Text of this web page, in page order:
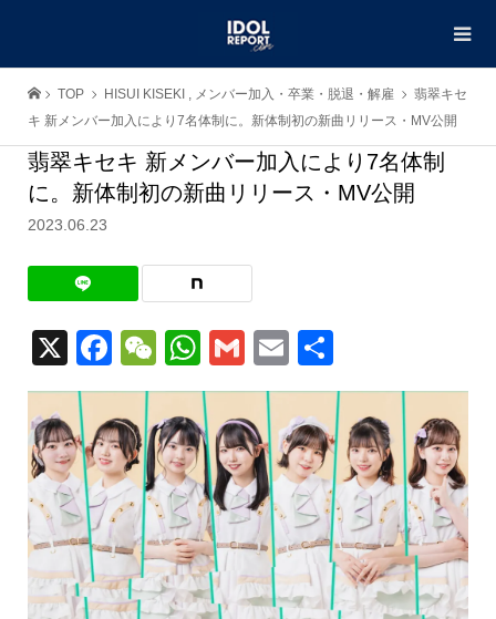
TOP HISUI KISEKI , メンバー加入・卒業・脱退・解雇
翡翠キセ
キ 新メンバー加入により7名体制に。新体制初の新曲リリース・MV公開
翡翠キセキ 新メンバー加入により7名体制
に。新体制初の新曲リリース・MV公開
2023.06.23
X Facebook
WeChat
WhatsApp
GmailEmail
有